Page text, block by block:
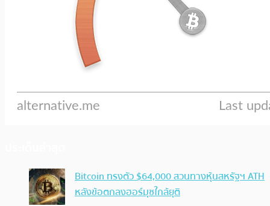
Bitcoin ทรงตัว $64,000 สวนทางหุ้นสหรัฐฯ ATH
หลังข้อตกลงฮอร์มุซใกล้ยุติ